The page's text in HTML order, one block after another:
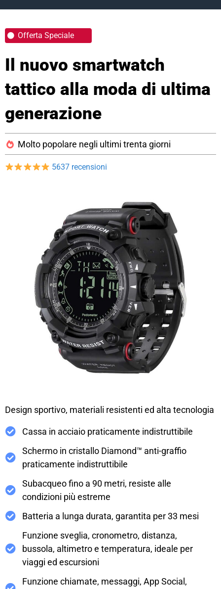
Offerta Speciale
Il nuovo smartwatch
tattico alla moda di ultima
generazione
Molto popolare negli ultimi trenta giorni
5637 recensioni
Design sportivo, materiali resistenti ed alta tecnologia
Cassa in acciaio praticamente indistruttibile
Schermo in cristallo Diamond™ anti-graffio
praticamente indistruttibile
Subacqueo fino a 90 metri, resiste alle
condizioni più estreme
Batteria a lunga durata, garantita per 33 mesi
Funzione sveglia, cronometro, distanza,
bussola, altimetro e temperatura, ideale per
viaggi ed escursioni
Funzione chiamate, messaggi, App Social,